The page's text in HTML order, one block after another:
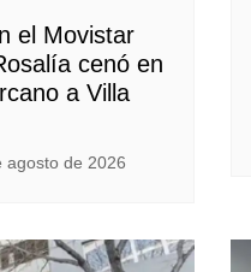
el Movistar
cenó en
a Villa
agosto de 2026